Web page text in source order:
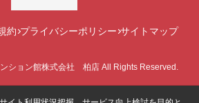
約 プライバシーポリシー サイトマップ
ション館株式会社 柏店 All Rights Reserved.